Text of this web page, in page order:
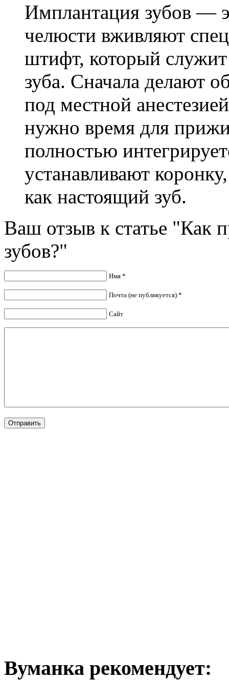
Имплантация зубов —
челюсти вживляют
штифт, который служит
зуба. Сначала делают
под местной
нужно время для
полностью
устанавливают
как настоящий зуб.
Ваш отзыв к статье "Как
зубов?"
Имя *
Почта (не публикуется) *
Сайт
Вуманка рекомендует: